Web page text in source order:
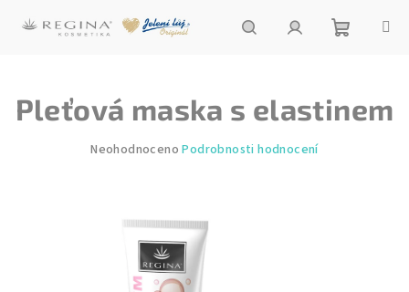
košík
Pleťová maska s elastinem
Průměrné
hvězdiček.
Neohodnoceno Podrobnosti hodnocení